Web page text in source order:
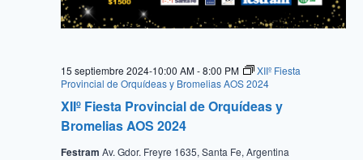
XIIº Fiesta Provincial de Orquídeas y
Bromelias AOS 2024
15 septiembre 2024-10:00 AM-8:00 PM
XIIº Fiesta
Provincial de Orquídeas y Bromelias AOS 2024
Festram Av. Gdor. Freyre 1635, Santa Fe, Argentina